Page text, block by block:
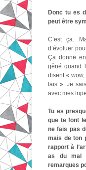
Donc tu es
peut être
C’est ça.
d’évoluer
Ça donne
gêné quand
disent « wow,
fais ». Je
avec mes
Tu es
que te font
ne fais pas
mais de ton
rapport à
as du mal
remarques